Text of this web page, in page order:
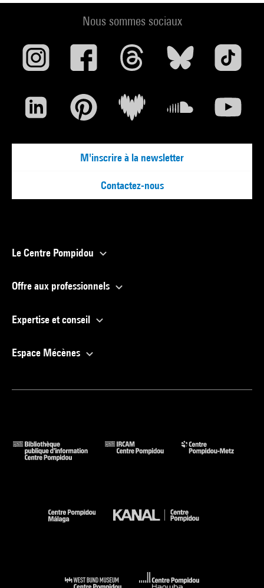
Nous sommes sociaux
M'inscrire à la newsletter
Contactez-nous
Le Centre Pompidou
Offre aux professionnels
Expertise et conseil
Espace Mécènes